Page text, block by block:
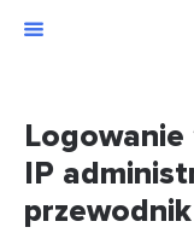
Logowanie
IP